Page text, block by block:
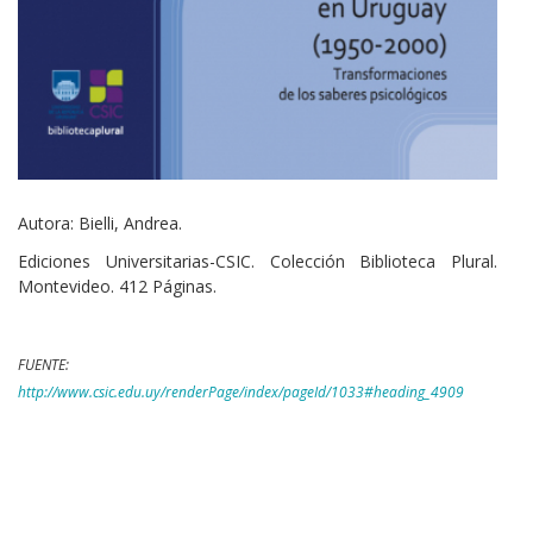
Cuerpo
Autora: Bielli, Andrea.
Ediciones Universitarias-CSIC. Colección Biblioteca Plural.
Montevideo. 412 Páginas.
FUENTE:
http://www.csic.edu.uy/renderPage/index/pageId/1033#heading_4909